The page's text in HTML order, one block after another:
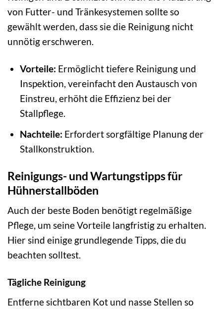
von Futter- und Tränkesystemen sollte so
gewählt werden, dass sie die Reinigung nicht
unnötig erschweren.
Vorteile: Ermöglicht tiefere Reinigung und
Inspektion, vereinfacht den Austausch von
Einstreu, erhöht die Effizienz bei der
Stallpflege.
Nachteile: Erfordert sorgfältige Planung der
Stallkonstruktion.
Reinigungs- und Wartungstipps für
Hühnerstallböden
Auch der beste Boden benötigt regelmäßige
Pflege, um seine Vorteile langfristig zu erhalten.
Hier sind einige grundlegende Tipps, die du
beachten solltest.
Tägliche Reinigung
Entferne sichtbaren Kot und nasse Stellen so